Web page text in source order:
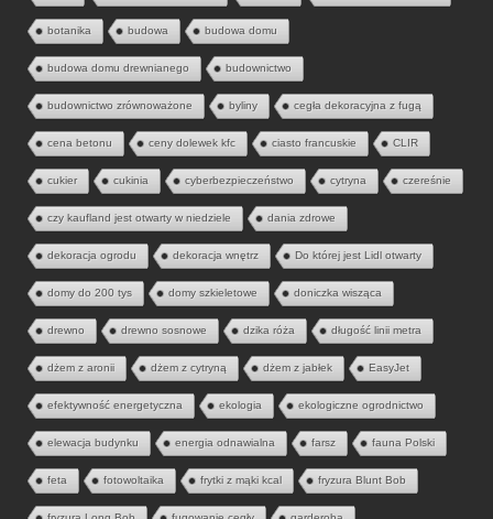
botanika budowa budowa domu
budowa domu drewnianego budownictwo
budownictwo zrównoważone byliny cegła dekoracyjna z fugą
cena betonu ceny dolewek kfc ciasto francuskie CLIR
cukier cukinia cyberbezpieczeństwo cytryna czereśnie
czy kaufland jest otwarty w niedziele dania zdrowe
dekoracja ogrodu dekoracja wnętrz Do której jest Lidl otwarty
domy do 200 tys domy szkieletowe doniczka wisząca
drewno drewno sosnowe dzika róża długość linii metra
dżem z aronii dżem z cytryną dżem z jabłek EasyJet
efektywność energetyczna ekologia ekologiczne ogrodnictwo
elewacja budynku energia odnawialna farsz fauna Polski
feta fotowoltaika frytki z mąki kcal fryzura Blunt Bob